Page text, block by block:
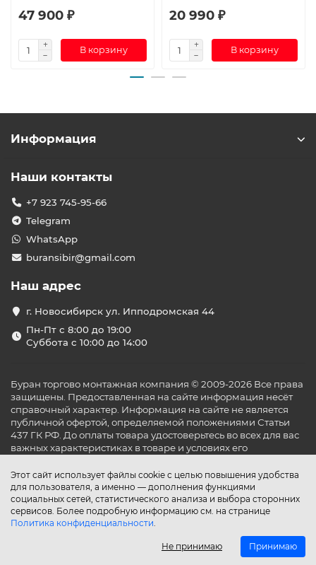
47 900 ₽
В корзину
20 990 ₽
В корзину
Этот сайт использует файлы cookie с целью повышения удобства
для пользователя, а именно — дополнения функциями
социальных сетей, статистического анализа и выбора сторонних
сервисов. Более подробную информацию см. на странице
Политика конфиденциальности.
Не принимаю Принимаю
Информация
Наши контакты
+7 923 745-95-66
Telegram
WhatsApp
buransibir@gmail.com
Наш адрес
г. Новосибирск ул. Ипподромская 44
Пн-Пт с 8:00 до 19:00
Суббота с 10:00 до 14:00
Буран торгово монтажная компания © 2009-2026 Все права
защищены. Предоставленная на сайте информация несёт
справочный характер. Информация на сайте не является
публичной офертой, определяемой положениями Статьи
437 ГК РФ. До оплаты товара удостоверьтесь во всех для вас
важных характеристиках в товаре и условиях его